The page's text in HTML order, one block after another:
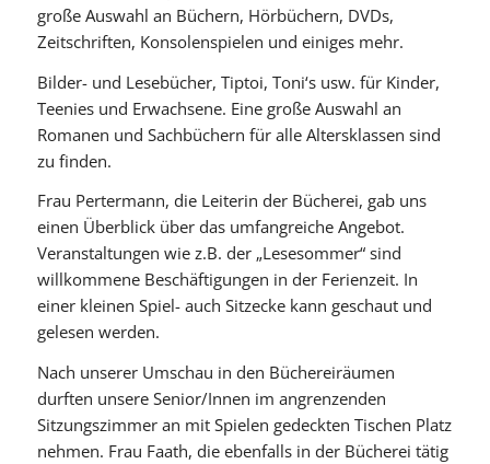
große Auswahl an Büchern, Hörbüchern, DVDs,
Zeitschriften, Konsolenspielen und einiges mehr.
Bilder- und Lesebücher, Tiptoi, Toni‘s usw. für Kinder,
Teenies und Erwachsene. Eine große Auswahl an
Romanen und Sachbüchern für alle Altersklassen sind
zu finden.
Frau Pertermann, die Leiterin der Bücherei, gab uns
einen Überblick über das umfangreiche Angebot.
Veranstaltungen wie z.B. der „Lesesommer“ sind
willkommene Beschäftigungen in der Ferienzeit. In
einer kleinen Spiel- auch Sitzecke kann geschaut und
gelesen werden.
Nach unserer Umschau in den Büchereiräumen
durften unsere Senior/Innen im angrenzenden
Sitzungszimmer an mit Spielen gedeckten Tischen Platz
nehmen. Frau Faath, die ebenfalls in der Bücherei tätig